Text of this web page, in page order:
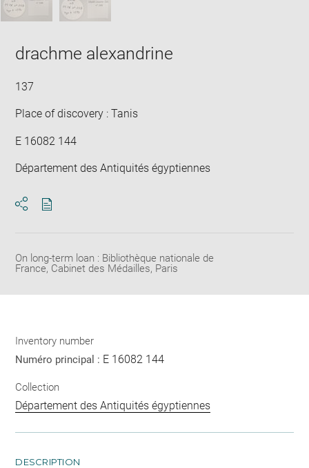
drachme alexandrine
137
Place of discovery : Tanis
E 16082 144
Département des Antiquités égyptiennes
On long-term loan : Bibliothèque nationale de
France, Cabinet des Médailles, Paris
Inventory number
Numéro principal : E 16082 144
Collection
Département des Antiquités égyptiennes
DESCRIPTION